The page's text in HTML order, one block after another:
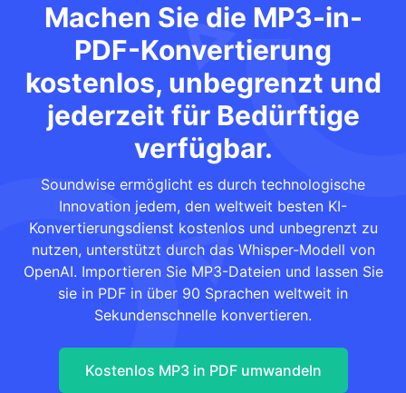
Machen Sie die MP3-in-
PDF-Konvertierung
kostenlos, unbegrenzt und
jederzeit für Bedürftige
verfügbar.
Soundwise ermöglicht es durch technologische
Innovation jedem, den weltweit besten KI-
Konvertierungsdienst kostenlos und unbegrenzt zu
nutzen, unterstützt durch das Whisper-Modell von
OpenAI. Importieren Sie MP3-Dateien und lassen Sie
sie in PDF in über 90 Sprachen weltweit in
Sekundenschnelle konvertieren.
Kostenlos MP3 in PDF umwandeln